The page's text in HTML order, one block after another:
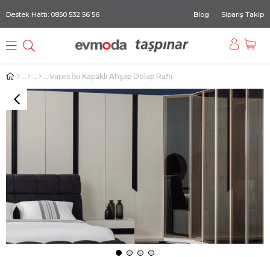
Destek Hattı: 0850 532 56 56 Blog Sipariş Takip
Vares İki Kapaklı Ahşap Dolap Raflı